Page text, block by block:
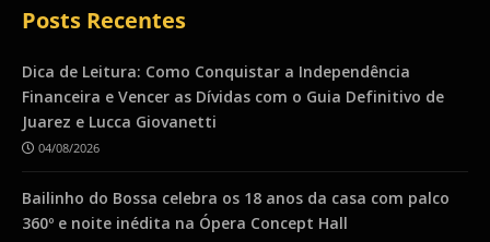
Posts Recentes
Dica de Leitura: Como Conquistar a Independência
Financeira e Vencer as Dívidas com o Guia Definitivo de
Juarez e Lucca Giovanetti
04/08/2026
Bailinho do Bossa celebra os 18 anos da casa com palco
360º e noite inédita na Ópera Concept Hall